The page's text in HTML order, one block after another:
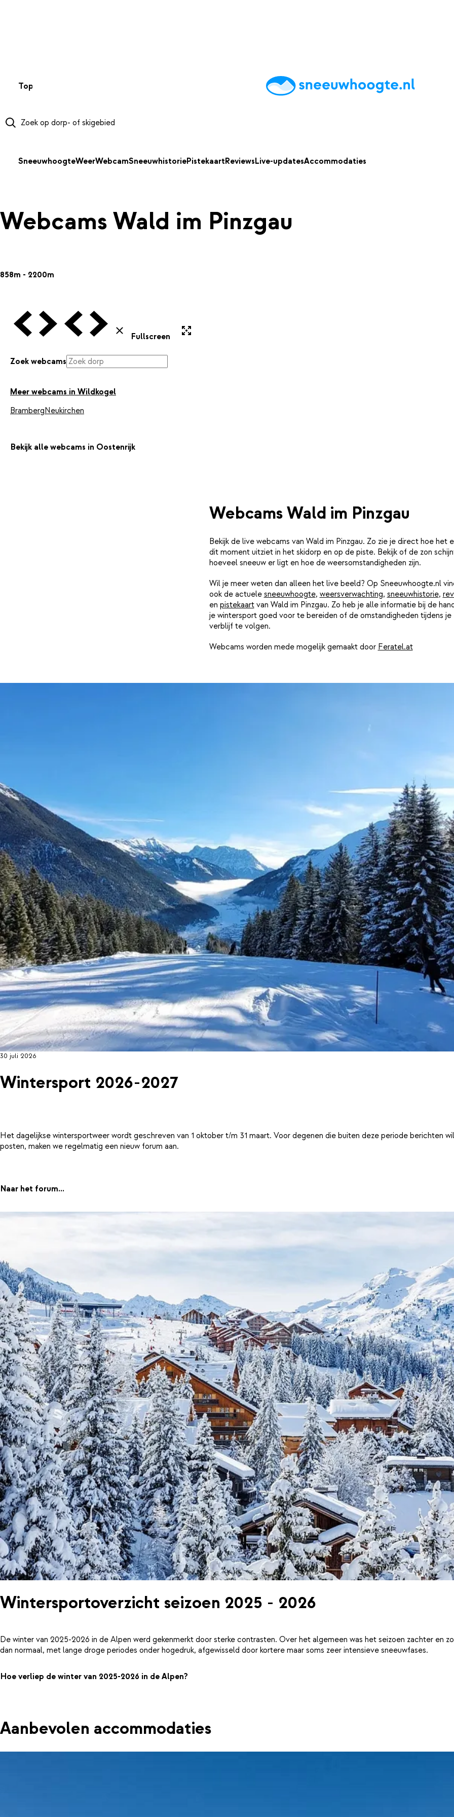
Top 50 AccommodatiesTipsReviewsLive updatesApp
SneeuwhoogteWeerWebcamSneeuwhistoriePistekaartReviewsLive-updatesAccommodaties
Webcams Wald im Pinzgau
858m - 2200m
Vorige Webcam
Volgende Webcam
Vorige Webcam
Volgende Webcam
Sluiten
Fullscreen
Zoek webcams
Meer webcams in Wildkogel
BrambergNeukirchen
Bekijk alle webcams in Oostenrijk
Webcams Wald im Pinzgau
Bekijk de live webcams van Wald im Pinzgau. Zo zie je direct hoe het
dit moment uitziet in het skidorp en op de piste. Bekijk of de zon
hoeveel sneeuw er ligt en hoe de weersomstandigheden zijn.
Wil je meer weten dan alleen het live beeld? Op Sneeuwhoogte.nl
ook de actuele sneeuwhoogte, weersverwachting, sneeuwhistorie,
en pistekaartvan Wald im Pinzgau. Zo heb je alle informatie bij de
je wintersport goed voor te bereiden of de omstandigheden tijdens je
verblijf te volgen.
Webcams worden mede mogelijk gemaakt door Feratel.at
30 juli 2026
Wintersport 2026-2027
Het dagelijkse wintersportweer wordt geschreven van 1 oktober t/m 31 maart. Voor degenen die buiten deze periode berichten
posten, maken we regelmatig een nieuw forum aan.
Naar het forum...
Wintersportoverzicht seizoen 2025 - 2026
De winter van 2025-2026 in de Alpen werd gekenmerkt door sterke contrasten. Over het algemeen was het seizoen zachter en
dan normaal, met lange droge periodes onder hogedruk, afgewisseld door kortere maar soms zeer intensieve sneeuwfases.
Hoe verliep de winter van 2025-2026 in de Alpen?
Aanbevolen accommodaties